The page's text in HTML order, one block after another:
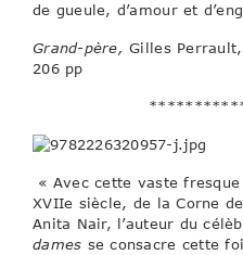
de gueule, d’amour et
Grand-père, Gilles
206 pp
« Avec cette vaste
XVIIe siècle, de la Corne de
Anita Nair, l’auteur du
dames se consacre cette